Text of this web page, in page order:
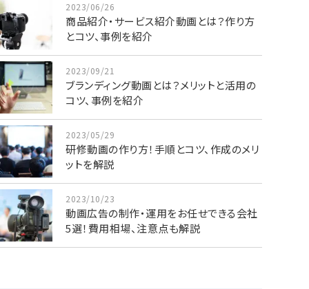
2023/06/26
商品紹介・サービス紹介動画とは？作り方
とコツ、事例を紹介
2023/09/21
ブランディング動画とは？メリットと活用の
コツ、事例を紹介
2023/05/29
研修動画の作り方！手順とコツ、作成のメリ
ットを解説
2023/10/23
動画広告の制作・運用をお任せできる会社
5選！費用相場、注意点も解説